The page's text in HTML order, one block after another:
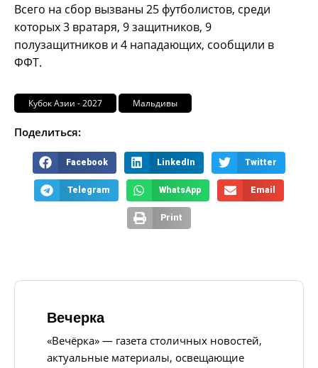
Всего на сбор вызваны 25 футболистов, среди
которых 3 вратаря, 9 защитников, 9
полузащитников и 4 нападающих, сообщили в
ФФТ.
Кубок Азии - 2027 Мальдивы
Поделиться:
Facebook LinkedIn Twitter
Telegram WhatsApp Email
Print
Вечерка
«Вечёрка» — газета столичных новостей,
актуальные материалы, освещающие